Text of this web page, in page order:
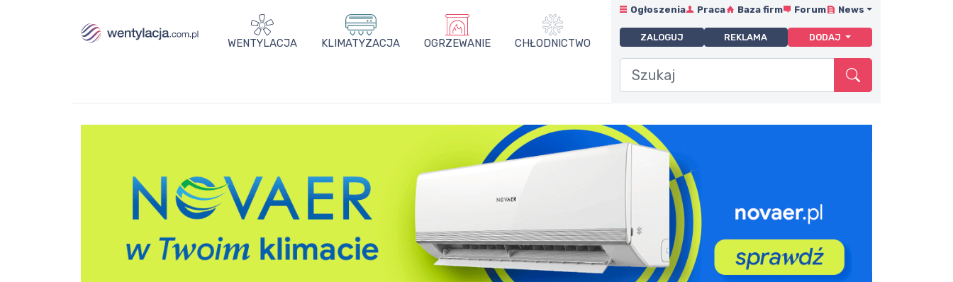
WENTYLACJA KLIMATYZACJA OGRZEWANIE CHŁODNICTWO
Ogłoszenia Praca Baza firm Forum News
ZALOGUJ REKLAMA DODAJ